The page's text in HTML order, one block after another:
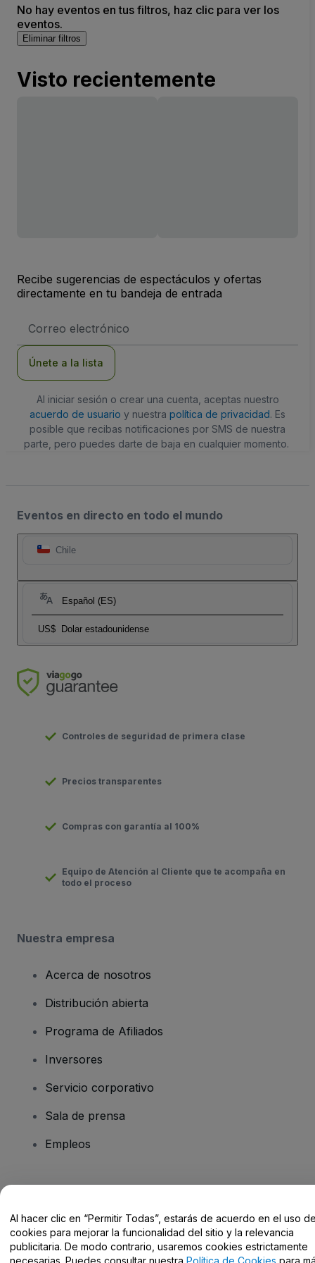
No hay eventos en tus filtros, haz clic para ver los
eventos.
Eliminar filtros
Visto recientemente
Recibe sugerencias de espectáculos y ofertas
directamente en tu bandeja de entrada
de
Únete a la lista
Al iniciar sesión o crear una cuenta, aceptas nuestro
acuerdo de usuario y nuestra política de privacidad. Es
posible que recibas notificaciones por SMS de nuestra
parte, pero puedes darte de baja en cualquier momento.
Eventos en directo en todo el mundo
Chile
Español (ES)
US$ Dolar estadounidense
Controles de seguridad de primera clase
Precios transparentes
Compras con garantía al 100%
Equipo de Atención al Cliente que te acompaña en
todo el proceso
Nuestra empresa
Acerca de nosotros
Distribución abierta
Programa de Afiliados
Inversores
Servicio corporativo
Sala de prensa
Empleos
Centro de Ayuda / Contacto
Al hacer clic en “Permitir Todas”, estarás de acuerdo en el uso
cookies para mejorar la funcionalidad del sitio y la relevancia
publicitaria. De modo contrario, usaremos cookies estrictamente
necesarias. Puedes consultar nuestra Política de Cookies para